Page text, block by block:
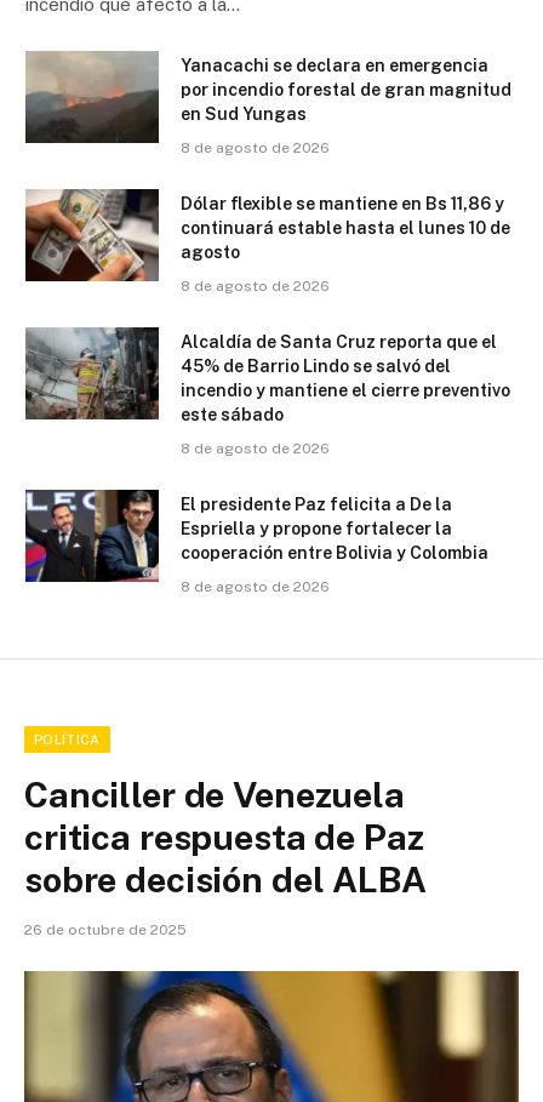
incendio que afectó a la…
Yanacachi se declara en emergencia
por incendio forestal de gran magnitud
en Sud Yungas
8 de agosto de 2026
Dólar flexible se mantiene en Bs 11,86 y
continuará estable hasta el lunes 10 de
agosto
8 de agosto de 2026
Alcaldía de Santa Cruz reporta que el
45% de Barrio Lindo se salvó del
incendio y mantiene el cierre preventivo
este sábado
8 de agosto de 2026
El presidente Paz felicita a De la
Espriella y propone fortalecer la
cooperación entre Bolivia y Colombia
8 de agosto de 2026
POLÍTICA
Canciller de Venezuela
critica respuesta de Paz
sobre decisión del ALBA
26 de octubre de 2025